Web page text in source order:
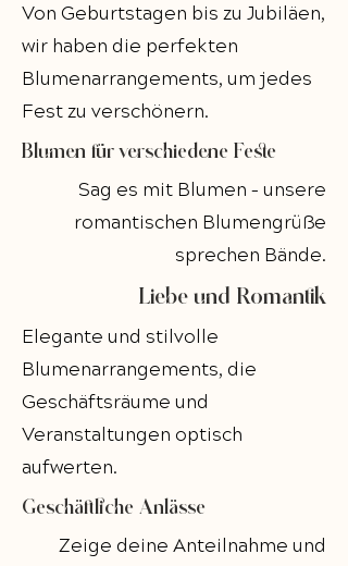
Von Geburtstagen bis zu Jubiläen,
wir haben die perfekten
Blumenarrangements, um jedes
Fest zu verschönern.
Blumen für verschiedene Feste
Sag es mit Blumen – unsere
romantischen Blumengrüße
sprechen Bände.
Liebe und Romantik
Elegante und stilvolle
Blumenarrangements, die
Geschäftsräume und
Veranstaltungen optisch
aufwerten.
Geschäftliche Anlässe
Zeige deine Anteilnahme und